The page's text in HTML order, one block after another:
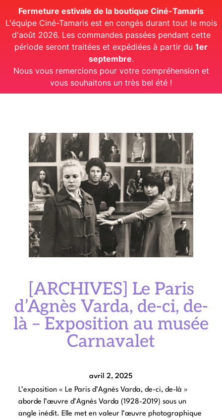
Fermeture estivale de la boutique Ciné-Tamaris
L'équipe Ciné-Tamaris est en congés durant tout le mois
d'août 2026. Les commandes passées pendant cette
période seront traitées et expédiées à partir du 1er
septembre.
Nous vous remercions pour votre compréhension et
vous souhaitons un très bel été !
[ARCHIVES] Le Paris
d’Agnès Varda, de-ci, de-
là – Exposition au musée
Carnavalet
avril 2, 2025
L’exposition « Le Paris d’Agnès Varda, de-ci, de-là »
aborde l’œuvre d’Agnès Varda (1928-2019) sous un
angle inédit. Elle met en valeur l’œuvre photographique